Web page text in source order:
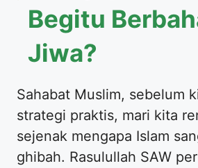
Begitu
Jiwa?
​Sahabat Muslim, sebelum
strategi praktis, mari kita
sejenak mengapa Islam
ghibah. Rasulullah SAW